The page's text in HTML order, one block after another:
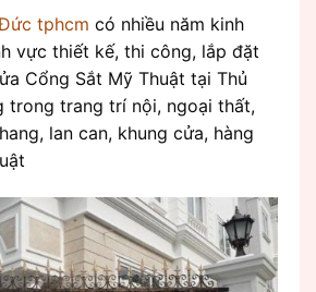
tphcm có nhiều năm kinh
vực thiết kế, thi công, lắp đặt
Cổng Sắt Mỹ Thuật tại Thủ
trong trang trí nội, ngoại thất,
lan can, khung cửa, hàng